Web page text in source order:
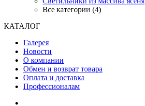
Все категории (4)
КАТАЛОГ
Галерея
Новости
О компании
Обмен и возврат товара
Оплата и доставка
Профессионалам